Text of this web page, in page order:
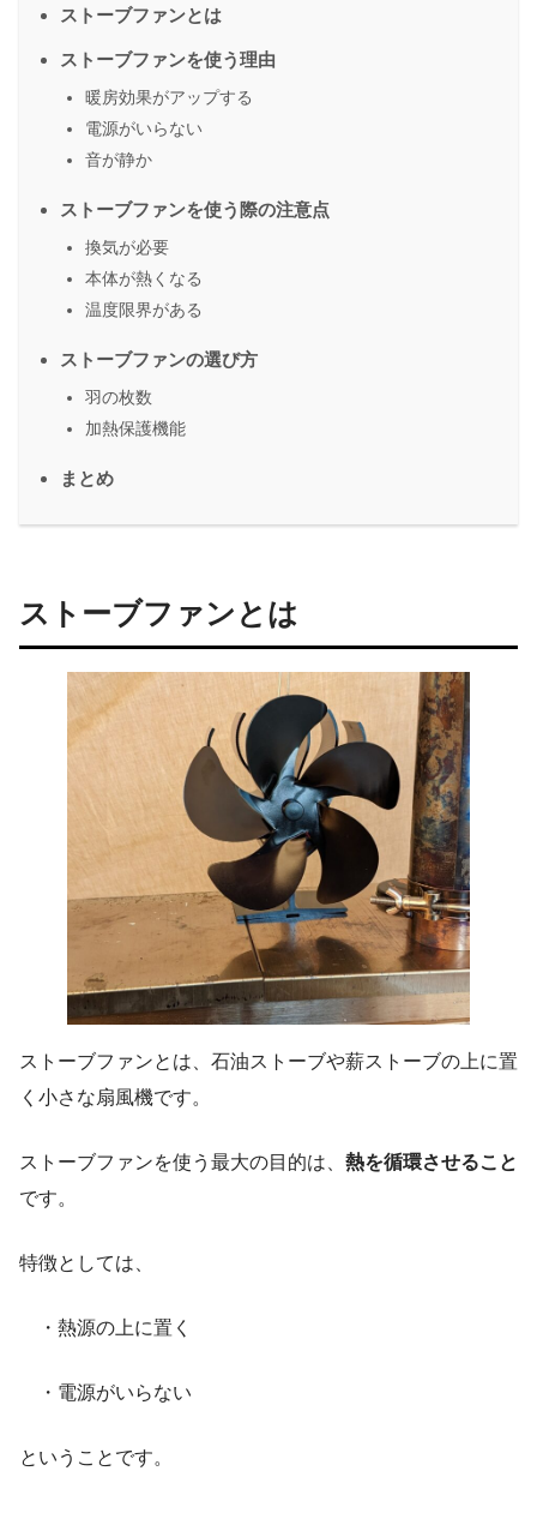
ストーブファンとは
ストーブファンを使う理由
暖房効果がアップする
電源がいらない
音が静か
ストーブファンを使う際の注意点
換気が必要
本体が熱くなる
温度限界がある
ストーブファンの選び方
羽の枚数
加熱保護機能
まとめ
ストーブファンとは
ストーブファンとは、石油ストーブや薪ストーブの上に置
く小さな扇風機です。
ストーブファンを使う最大の目的は、 熱を循環させること
です。
特徴としては、
・熱源の上に置く
・電源がいらない
ということです。